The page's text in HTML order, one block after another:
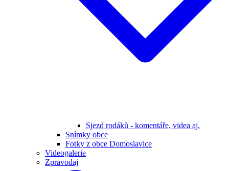
Sjezd rodáků - komentáře, videa aj.
Snímky obce
Fotky z obce Domoslavice
Videogalerie
Zpravodaj